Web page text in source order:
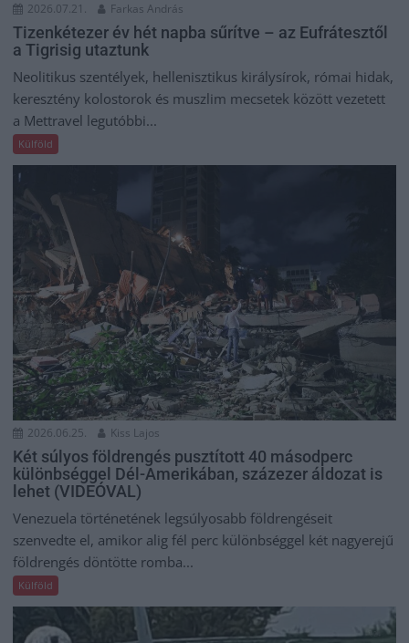
2026.07.21. Farkas András
Tizenkétezer év hét napba sűrítve – az Eufrátesztől
a Tigrisig utaztunk
Neolitikus szentélyek, hellenisztikus királysírok, római hidak,
keresztény kolostorok és muszlim mecsetek között vezetett
a Mettravel legutóbbi...
Külföld
2026.06.25. Kiss Lajos
Két súlyos földrengés pusztított 40 másodperc
különbséggel Dél-Amerikában, százezer áldozat is
lehet (VIDEÓVAL)
Venezuela történetének legsúlyosabb földrengéseit
szenvedte el, amikor alig fél perc különbséggel két nagyerejű
földrengés döntötte romba...
Külföld